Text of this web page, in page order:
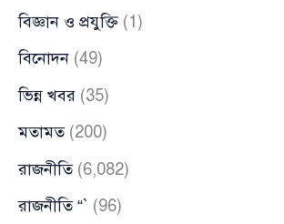
বিজ্ঞান ও প্রযুক্তি (1)
বিনোদন (49)
ভিন্ন খবর (35)
মতামত(200)
রাজনীতি(6,082)
রাজনীতি “` (96)